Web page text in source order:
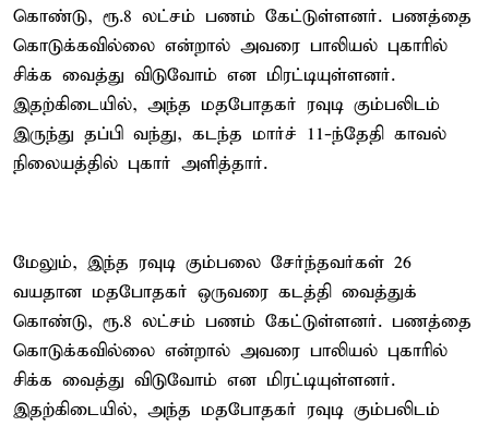
கொண்டு, ரூ.8 லட்சம் பணம் கேட்டுள்ளனர். பணத்தை
கொடுக்கவில்லை என்றால் அவரை பாலியல் புகாரில்
சிக்க வைத்து விடுவோம் என மிரட்டியுள்ளனர்.
இதற்கிடையில், அந்த மதபோதகர் ரவுடி கும்பலிடம்
இருந்து தப்பி வந்து, கடந்த மார்ச் 11-ந்தேதி காவல்
நிலையத்தில் புகார் அளித்தார்.
மேலும், இந்த ரவுடி கும்பலை சேர்ந்தவர்கள் 26
வயதான மதபோதகர் ஒருவரை கடத்தி வைத்துக்
கொண்டு, ரூ.8 லட்சம் பணம் கேட்டுள்ளனர். பணத்தை
கொடுக்கவில்லை என்றால் அவரை பாலியல் புகாரில்
சிக்க வைத்து விடுவோம் என மிரட்டியுள்ளனர்.
இதற்கிடையில், அந்த மதபோதகர் ரவுடி கும்பலிடம்